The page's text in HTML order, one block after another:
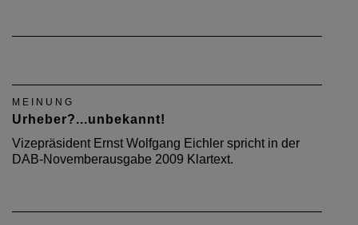
MEINUNG
Urheber?...unbekannt!
Vizepräsident Ernst Wolfgang Eichler spricht in der
DAB-Novemberausgabe 2009 Klartext.